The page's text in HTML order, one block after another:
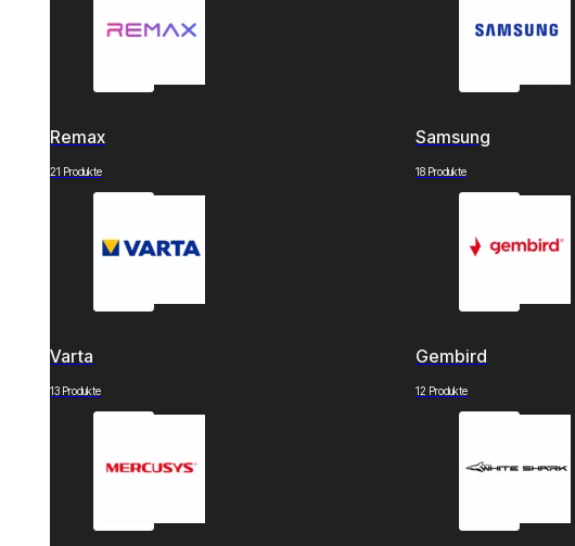
Remax
21 Produkte
Samsung
18 Produkte
Varta
13 Produkte
Gembird
12 Produkte